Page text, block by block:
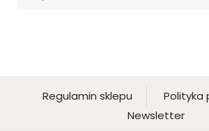
Regulamin sklepu
Polityka
Newsletter